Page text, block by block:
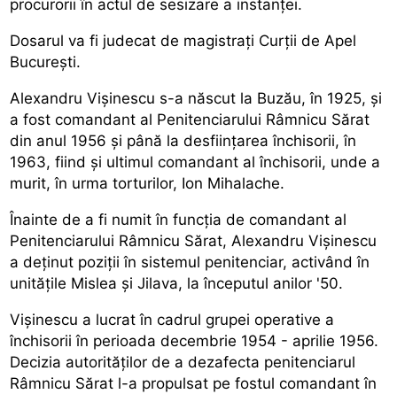
procurorii în actul de sesizare a instanţei.
Dosarul va fi judecat de magistraţi Curţii de Apel
Bucureşti.
Alexandru Vişinescu s-a născut la Buzău, în 1925, şi
a fost comandant al Penitenciarului Râmnicu Sărat
din anul 1956 şi până la desfiinţarea închisorii, în
1963, fiind şi ultimul comandant al închisorii, unde a
murit, în urma torturilor, Ion Mihalache.
Înainte de a fi numit în funcţia de comandant al
Penitenciarului Râmnicu Sărat, Alexandru Vişinescu
a deţinut poziţii în sistemul penitenciar, activând în
unităţile Mislea şi Jilava, la începutul anilor '50.
Vişinescu a lucrat în cadrul grupei operative a
închisorii în perioada decembrie 1954 - aprilie 1956.
Decizia autorităţilor de a dezafecta penitenciarul
Râmnicu Sărat l-a propulsat pe fostul comandant în